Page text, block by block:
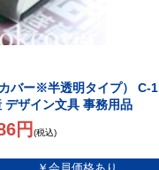
バー※半透明タイプ） C-1
デザイン文具 事務用品
円 (税込)